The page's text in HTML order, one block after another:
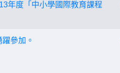
年度「中小學國際教育課程
參加。